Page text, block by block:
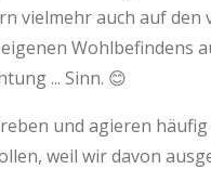
vielmehr auch auf
Wohlbefindens
... Sinn. 😊
und agieren
weil wir davon